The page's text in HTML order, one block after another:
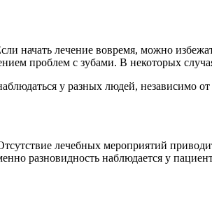
начать лечение вовремя, можно
проблем с зубами. В некоторых
у разных людей, независимо
лечебных мероприятий
разновидность наблюдается у